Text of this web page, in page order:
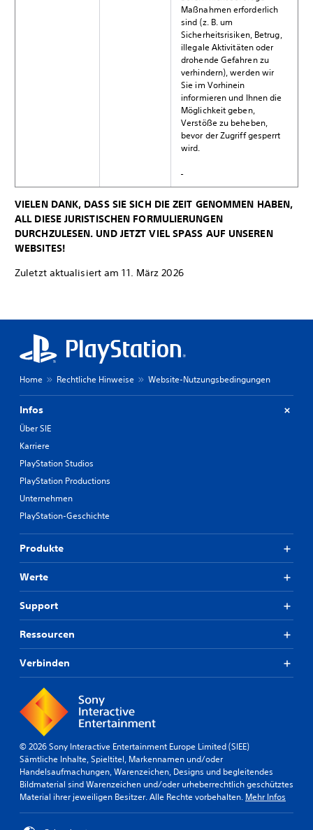
Maßnahmen erforderlich
sind (z. B. um
Sicherheitsrisiken, Betrug,
illegale Aktivitäten oder
drohende Gefahren zu
verhindern), werden wir
Sie im Vorhinein
informieren und Ihnen die
Möglichkeit geben,
Verstöße zu beheben,
bevor der Zugriff gesperrt
wird.
VIELEN DANK, DASS SIE SICH DIE ZEIT GENOMMEN HABEN,
ALL DIESE JURISTISCHEN FORMULIERUNGEN
DURCHZULESEN. UND JETZT VIEL SPASS AUF UNSEREN
WEBSITES!
Zuletzt aktualisiert am 11. März 2026
Home Rechtliche Hinweise Website-Nutzungsbedingungen
Infos
Über SIE
Karriere
PlayStation Studios
PlayStation Productions
Unternehmen
PlayStation-Geschichte
Produkte
Werte
Support
Ressourcen
Verbinden
© 2026 Sony Interactive Entertainment Europe Limited (SIEE)
Sämtliche Inhalte, Spieltitel, Markennamen und/oder
Handelsaufmachungen, Warenzeichen, Designs und begleitendes
Bildmaterial sind Warenzeichen und/oder urheberrechtlich geschütztes
Material ihrer jeweiligen Besitzer. Alle Rechte vorbehalten. Mehr Infos